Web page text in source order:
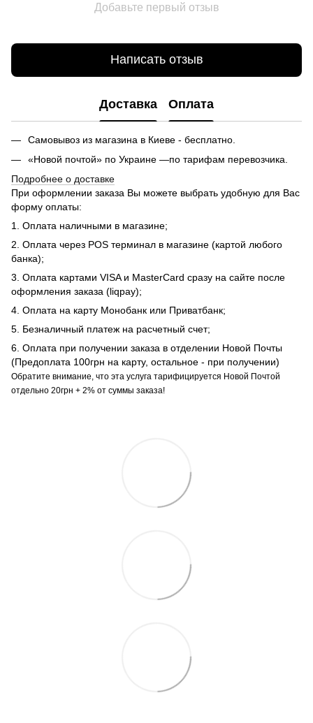
Добавьте первый отзыв
Написать отзыв
Доставка Оплата
Самовывоз из магазина в Киеве - бесплатно.
«Новой почтой» по Украине —по тарифам перевозчика.
Подробнее о доставке
При оформлении заказа Вы можете выбрать удобную для Вас
форму оплаты:
1. Оплата наличными в магазине;
2. Оплата через POS терминал в магазине (картой любого
банка);
3. Оплата картами VISA и MasterCard сразу на сайте после
оформления заказа (liqpay);
4. Оплата на карту Монобанк или Приватбанк;
5. Безналичный платеж на расчетный счет;
6. Оплата при получении заказа в отделении Новой Почты
(Предоплата 100грн на карту, остальное - при получении)
Обратите внимание, что эта услуга тарифицируется Новой Почтой
отдельно 20грн + 2% от суммы заказа!